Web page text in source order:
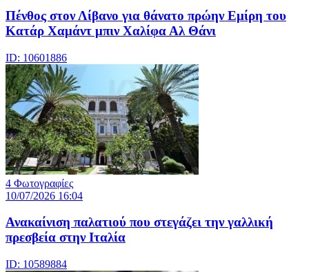
Πένθος στον Λίβανο για θάνατο πρώην Εμίρη του
Κατάρ Χαμάντ μπιν Χαλίφα Αλ Θάνι
ID: 10601886
4 Φωτογραφίες
10/07/2026 16:04
Ανακαίνιση παλατιού που στεγάζει την γαλλική
πρεσβεία στην Ιταλία
ID: 10589884